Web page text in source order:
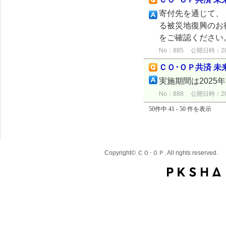
寄付先を通じて
る被災地復興の
をご確認くださ
No：885 公開日時：
ＣＯ･ＯＰ共済 未
実施期間は2025
No：888 公開日時：
50件中 41 - 50 件を表示
Copyright© ＣＯ･ＯＰ. All rights reserved.